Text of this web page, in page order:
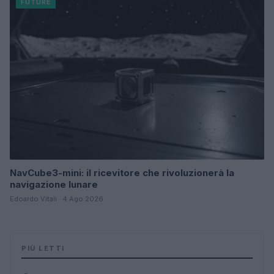
FUTURE
NavCube3-mini: il ricevitore che rivoluzionerà la
navigazione lunare
Edoardo Vitali · 4 Ago 2026
PIÙ LETTI